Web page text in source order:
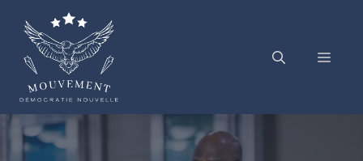
contenu
Menu